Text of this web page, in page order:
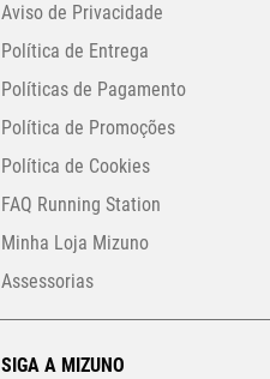
Aviso de Privacidade
Política de Entrega
Políticas de Pagamento
Política de Promoções
Política de Cookies
FAQ Running Station
Minha Loja Mizuno
Assessorias
SIGA A MIZUNO